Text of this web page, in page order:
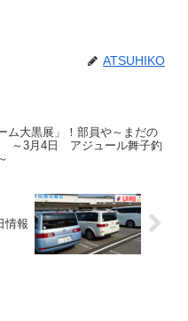
ATSUHIKO
ム大黒展」！部員や～まだの
3月4日 アジュール舞子釣
情報